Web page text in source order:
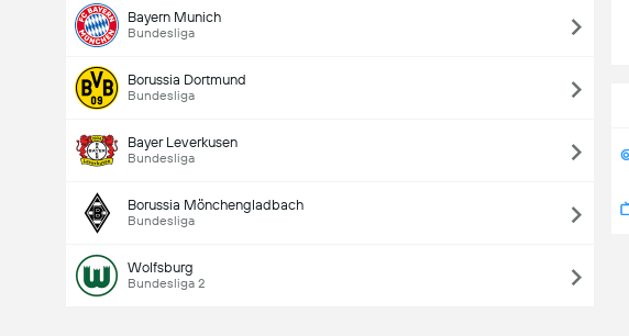
Bayern Munich
Bundesliga
Borussia Dortmund
Bundesliga
Bayer Leverkusen
Bundesliga
Borussia Mönchengladbach
Bundesliga
Wolfsburg
Bundesliga 2